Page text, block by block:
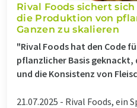
Rival Foods sichert
die Produktion von
Ganzen zu skalieren
"Rival Foods hat den Code
pflanzlicher Basis geknackt,
und die Konsistenz von
21.07.2025 - Rival Foods, ein